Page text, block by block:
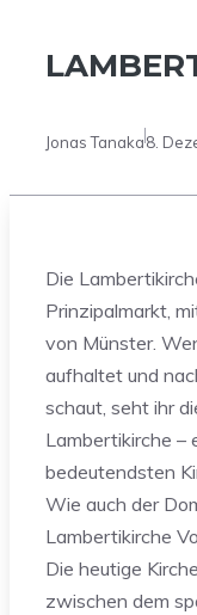
Jonas Tanaka8.
Die
Prinzipalmarkt,
von Münster.
aufhaltet und
schaut, seht ihr
Lambertikirche –
bedeutendsten
Wie auch der
Lambertikirche
Die heutige
zwischen dem